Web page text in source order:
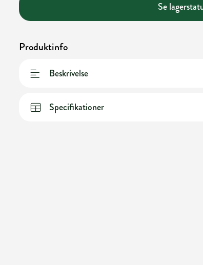
Se
Produktinfo
Beskrivelse
Specifikationer